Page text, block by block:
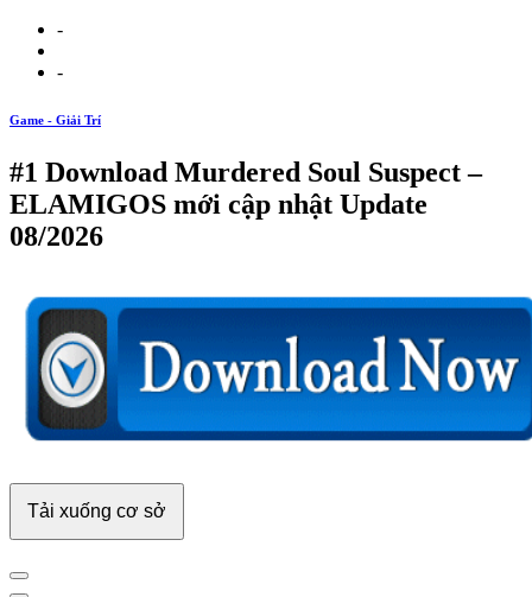
-
-
Game - Giải Trí
#1 Download Murdered Soul Suspect –
ELAMIGOS mới cập nhật Update
08/2026
Tải xuống cơ sở